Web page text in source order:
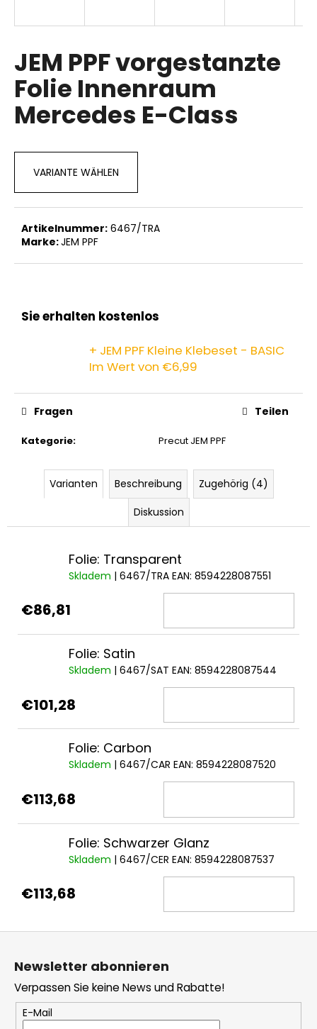
JEM PPF vorgestanzte
Folie Innenraum
Mercedes E-Class
VARIANTE WÄHLEN
Artikelnummer: 6467/TRA
Marke:JEM PPF
Sie erhalten kostenlos
+ JEM PPF Kleine Klebeset - BASIC
Im Wert von €6,99
Kategorie: Precut JEM PPF
Fragen Teilen
Varianten Beschreibung
Zugehörig (4)
Diskussion
Folie: Transparent
Skladem | 6467/TRA EAN: 8594228087551
€86,81
Folie: Satin
Skladem | 6467/SAT EAN: 8594228087544
€101,28
Folie: Carbon
Skladem | 6467/CAR EAN: 8594228087520
€113,68
Folie: Schwarzer Glanz
Skladem | 6467/CER EAN: 8594228087537
€113,68
W
r
p
f
e
h
Newsletter abonnieren
Verpassen Sie keine News und Rabatte!
E-Mail